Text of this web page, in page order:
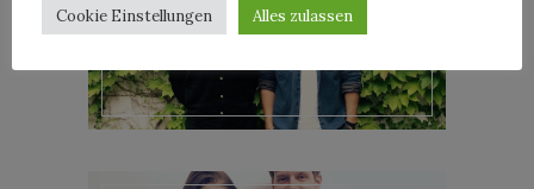
ROOSEVELT IM INTERVIEW
Cookie Einstellungen Alles zulassen